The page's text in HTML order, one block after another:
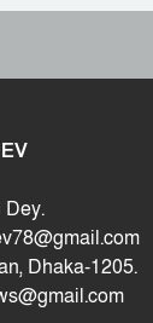
Dhaka-1205.